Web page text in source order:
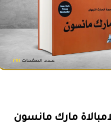
مارك مانسون